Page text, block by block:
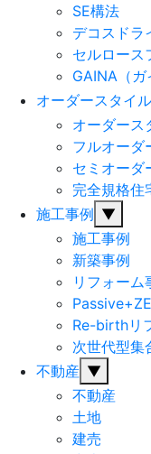
SE構法
デコスドラ
セルロース
GAINA（ガ
オーダースタイル
オーダース
フルオーダ
セミオーダ
完全規格住
施工事例 ▼
施工事例
新築事例
リフォーム
Re-birthリ
次世代型集
不動産 ▼
不動産
土地
建売